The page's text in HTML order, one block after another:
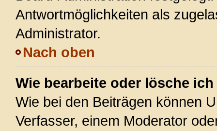
Antwortmöglichkeiten als
Administrator.
Nach oben
Wie bearbeite oder lösche
Wie bei den Beiträgen können
Verfasser, einem Moderator